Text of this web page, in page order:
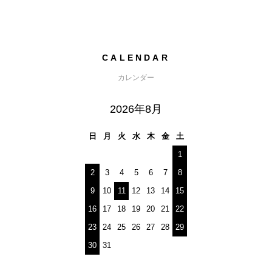
CALENDAR
カレンダー
2026年8月
日 月 火 水 木 金
土
1
2
3 4 5 6 7
8
9
10 11 12 13 14
15
16
17 18 19 20 21
22
23
24 25 26 27 28
29
30
31